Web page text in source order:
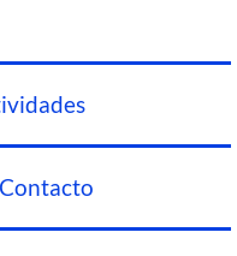
Contacto